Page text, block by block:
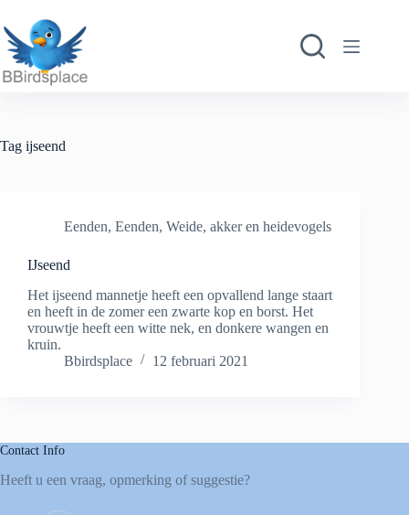
naar
de
inhoud
Tag ijseend
Eenden, Eenden, Weide, akker en heidevogels
IJseend
Het ijseend mannetje heeft een opvallend lange staart
en heeft in de zomer een zwarte kop en borst. Het
vrouwtje heeft een witte nek, en donkere wangen en
kruin.
Bbirdsplace
12 februari 2021
Contact Info
Heeft u een vraag, opmerking of suggestie?